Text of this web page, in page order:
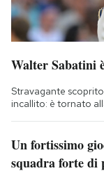
Walter Sabatini
Stravagante
incallito: è tornato
Un fortissimo
squadra forte di